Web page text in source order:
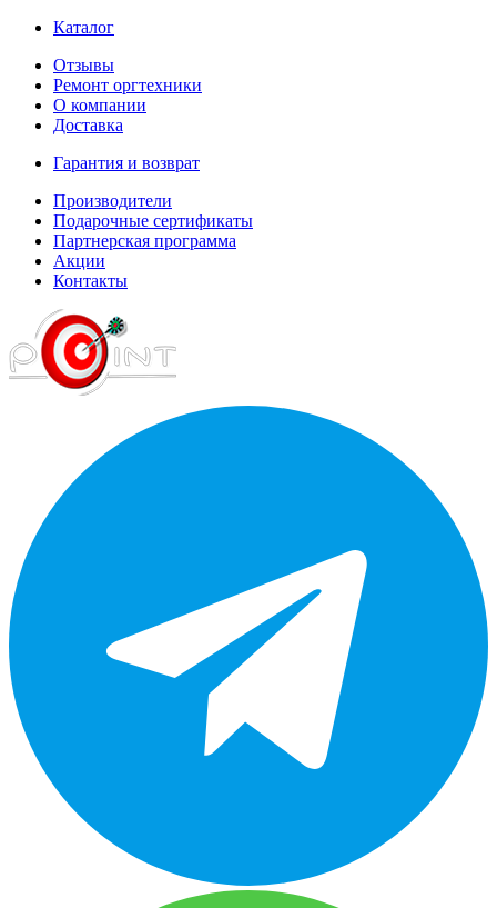
Каталог
Отзывы
Ремонт оргтехники
О компании
Доставка
Гарантия и возврат
Производители
Подарочные сертификаты
Партнерская программа
Акции
Контакты